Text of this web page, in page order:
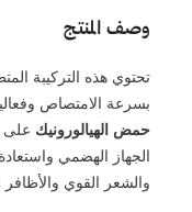
وصف المنتج
تحتوي هذه التركيبة
بسرعة الامتصاص
حمض الهيالورونيك على
الجهاز الهضمي
والشعر القوي والأظافر